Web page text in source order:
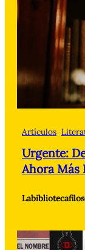
Artículos
Urgente:
Ahora Más